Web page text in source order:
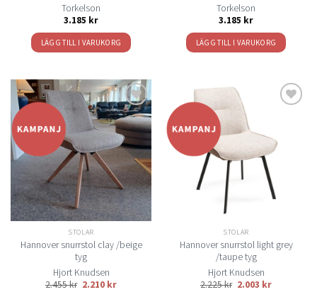
Torkelson
3.185 kr
LÄGG TILL I VARUKORG
Torkelson
3.185 kr
LÄGG TILL I VARUKORG
Lägg
till i
önskelistan
STOLAR
Hannover snurrstol clay /beige
tyg
Hjort Knudsen
2.455kr 2.210 kr
till i
önskelistan
STOLAR
Hannover snurrstol light grey
/taupe tyg
Hjort Knudsen
2.225kr 2.003 kr